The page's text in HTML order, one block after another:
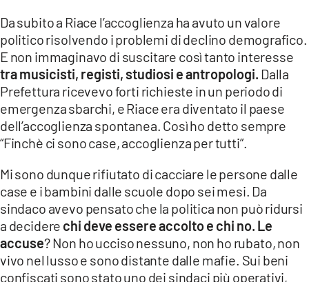
Da subito a Riace l’accoglienza ha avuto un valore
politico risolvendo i problemi di declino demografico.
E non immaginavo di suscitare così tanto interesse
tra musicisti, registi, studiosi e antropologi. Dalla
Prefettura ricevevo forti richieste in un periodo di
emergenza sbarchi, e Riace era diventato il paese
dell’accoglienza spontanea. Così ho detto sempre
“Finchè ci sono case, accoglienza per tutti”.
Mi sono dunque rifiutato di cacciare le persone dalle
case e i bambini dalle scuole dopo sei mesi. Da
sindaco avevo pensato che la politica non può ridursi
a decidere chi deve essere accolto e chi no. Le
accuse? Non ho ucciso nessuno, non ho rubato, non
vivo nel lusso e sono distante dalle mafie. Sui beni
confiscati sono stato uno dei sindaci più operativi,